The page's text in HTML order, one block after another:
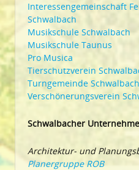
Interessengemeinschaft
Schwalbach
Musikschule Schwalbach
Musikschule Taunus
Pro Musica
Tierschutzverein
Turngemeinde Schwalbach
Verschönerungsverein
Schwalbacher
Architektur- und
Planergruppe ROB